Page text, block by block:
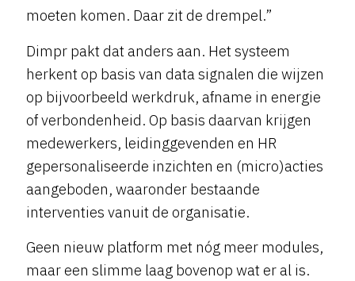
moeten komen. Daar zit de drempel.”
Dimpr pakt dat anders aan. Het systeem
herkent op basis van data signalen die wijzen
op bijvoorbeeld werkdruk, afname in energie
of verbondenheid. Op basis daarvan krijgen
medewerkers, leidinggevenden en HR
gepersonaliseerde inzichten en (micro)acties
aangeboden, waaronder bestaande
interventies vanuit de organisatie.
Geen nieuw platform met nóg meer modules,
maar een slimme laag bovenop wat er al is.